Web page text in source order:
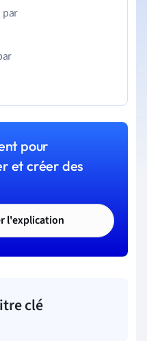
par
pour
et créer des
l'explication
clé